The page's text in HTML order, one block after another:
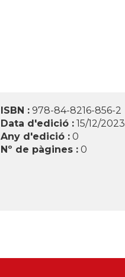
ISBN : 978-84-8216-856-2
Data d'edició : 15/12/2023
Any d'edició : 0
Nº de pàgines : 0